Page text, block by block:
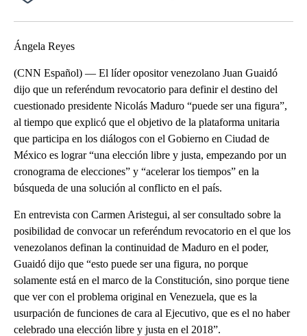
Ángela Reyes
(CNN Español) — El líder opositor venezolano Juan Guaidó
dijo que un referéndum revocatorio para definir el destino del
cuestionado presidente Nicolás Maduro “puede ser una figura”,
al tiempo que explicó que el objetivo de la plataforma unitaria
que participa en los diálogos con el Gobierno en Ciudad de
México es lograr “una elección libre y justa, empezando por un
cronograma de elecciones” y “acelerar los tiempos” en la
búsqueda de una solución al conflicto en el país.
En entrevista con Carmen Aristegui, al ser consultado sobre la
posibilidad de convocar un referéndum revocatorio en el que los
venezolanos definan la continuidad de Maduro en el poder,
Guaidó dijo que “esto puede ser una figura, no porque
solamente está en el marco de la Constitución, sino porque tiene
que ver con el problema original en Venezuela, que es la
usurpación de funciones de cara al Ejecutivo, que es el no haber
celebrado una elección libre y justa en el 2018”.